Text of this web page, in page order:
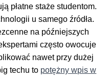
płatne staże studentom.
u samego źródła.
na późniejszych
często owocuje
nawet przy dużej
techu to potężny wpis w